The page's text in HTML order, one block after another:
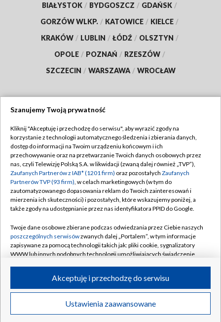
BIAŁYSTOK / BYDGOSZCZ / GDAŃSK /
GORZÓW WLKP. / KATOWICE / KIELCE /
KRAKÓW / LUBLIN / ŁÓDŹ / OLSZTYN /
OPOLE / POZNAŃ / RZESZÓW /
SZCZECIN / WARSZAWA / WROCŁAW
TVP
Abonament TVP
Emisja w TVP
Centrum informacji TVP
Naziemna Telewizja Cyfrowa
Rada Programowa
System NOS
Informacje o nadawcy
Program dla prasy
Ogłoszenie przetargowe
Regulamin TVP
Polityka prywatności
Moje zgody
Pomoc
Kontakt
Kanały
©2026 Telewizja Polska S.A. w likwidacji
Szanujemy Twoją prywatność
Kliknij "Akceptuję i przechodzę do serwisu", aby wyrazić zgody na
korzystanie z technologii automatycznego śledzenia i zbierania danych,
dostęp do informacji na Twoim urządzeniu końcowym i ich
przechowywanie oraz na przetwarzanie Twoich danych osobowych przez
nas, czyli Telewizję Polską S.A. w likwidacji (zwaną dalej również „TVP”),
Zaufanych Partnerów z IAB* (1201 firm) oraz pozostałych Zaufanych
Partnerów TVP (93 firm), w celach marketingowych (w tym do
zautomatyzowanego dopasowania reklam do Twoich zainteresowań i
mierzenia ich skuteczności) i pozostałych, które wskazujemy poniżej, a
także zgody na udostępnianie przez nas identyfikatora PPID do Google.
Twoje dane osobowe zbierane podczas odwiedzania przez Ciebie naszych
poszczególnych serwisówzwanych dalej „Portalem”, w tym informacje
zapisywane za pomocą technologii takich jak: pliki cookie, sygnalizatory
WWW lub innych podobnych technologii umożliwiających świadczenie
ruchu w Internecie.
Twoje dane osobowe zbierane podczas odwiedzania przez Ciebie
poszczególnych serwisówna Portalu, takie jak adresy IP, identyfikatory
Ustawienia zaawansowane
Akceptuję i przechodzę do serwisu